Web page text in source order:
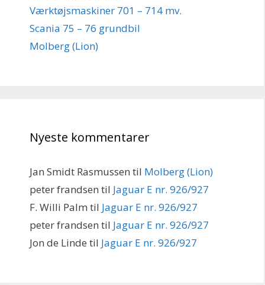
Værktøjsmaskiner 701 – 714 mv.
Scania 75 – 76 grundbil
Molberg (Lion)
Nyeste kommentarer
Jan Smidt Rasmussen til Molberg (Lion)
peter frandsen til Jaguar E nr. 926/927
F. Willi Palm til Jaguar E nr. 926/927
peter frandsen til Jaguar E nr. 926/927
Jon de Linde til Jaguar E nr. 926/927